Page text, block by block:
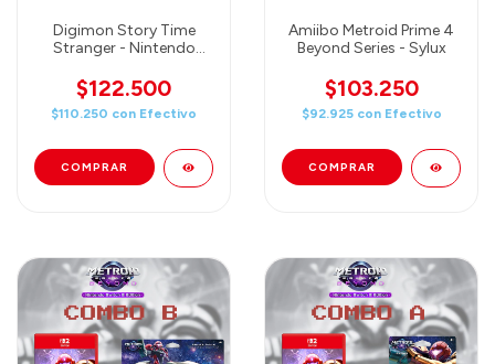
Digimon Story Time
Stranger - Nintendo
$122.500
$110.250 con Efectivo
Amiibo Metroid Prime 4
Beyond Series - Sylux
$103.250
$92.925 con Efectivo